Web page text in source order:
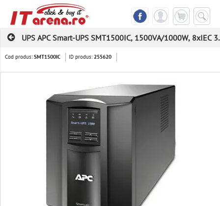
UPS APC Smart-UPS SMT1500IC, 1500VA/1000W, 8xIEC
Cod produs:SMT1500IC ID produs:255620